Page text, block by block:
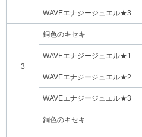
WAVEエナジージュエル★3
3
銅色のキセキ
WAVEエナジージュエル★1
WAVEエナジージュエル★2
WAVEエナジージュエル★3
銅色のキセキ